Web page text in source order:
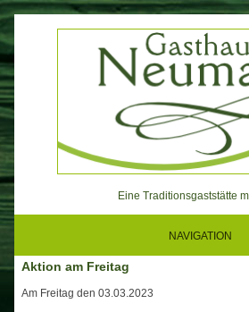
Skip
to
Eine Traditionsgaststätte
NAVIGATION
Aktion am Freitag
Am Freitag den 03.03.2023